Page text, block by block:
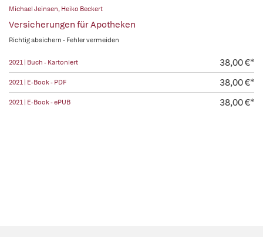
Michael Jeinsen, Heiko Beckert
Versicherungen für Apotheken
Richtig absichern - Fehler vermeiden
2021 | Buch - Kartoniert 38,00 €*
2021 | E-Book - PDF 38,00 €*
2021 | E-Book - ePUB 38,00 €*